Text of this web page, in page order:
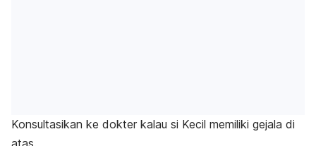
Konsultasikan ke dokter kalau si Kecil memiliki gejala di
atas.